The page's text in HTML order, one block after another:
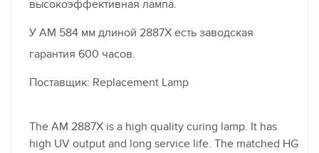
высокоэффективная лампа.
У AM 584 мм длиной 2887X есть заводская
гарантия 600 часов.
Поставщик: Replacement Lamp
The AM 2887X is a high quality curing lamp. It has
high UV output and long service life. The matched HG